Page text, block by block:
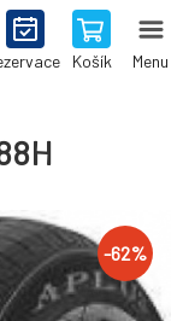
Košík Menu
-62%